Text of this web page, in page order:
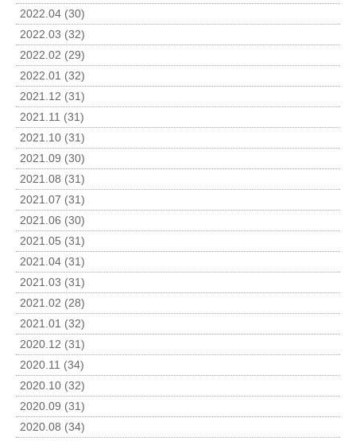
2022.04 (30)
2022.03 (32)
2022.02 (29)
2022.01 (32)
2021.12 (31)
2021.11 (31)
2021.10 (31)
2021.09 (30)
2021.08 (31)
2021.07 (31)
2021.06 (30)
2021.05 (31)
2021.04 (31)
2021.03 (31)
2021.02 (28)
2021.01 (32)
2020.12 (31)
2020.11 (34)
2020.10 (32)
2020.09 (31)
2020.08 (34)